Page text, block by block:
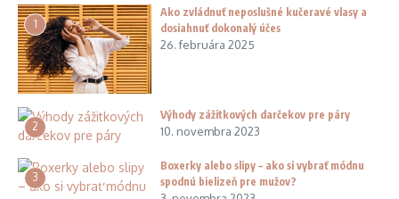
1
Ako zvládnuť neposlušné kučeravé vlasy a
dosiahnuť dokonalý účes
26. februára 2025
2
Výhody zážitkových darčekov pre páry
10. novembra 2023
3
Boxerky alebo slipy – ako si vybrať módnu
spodnú bielizeň pre mužov?